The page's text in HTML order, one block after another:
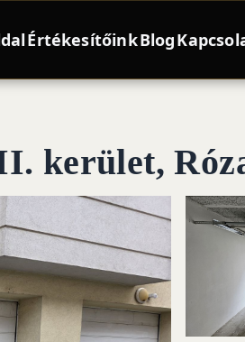
ÉrtékesítőinkBlog
kerület,